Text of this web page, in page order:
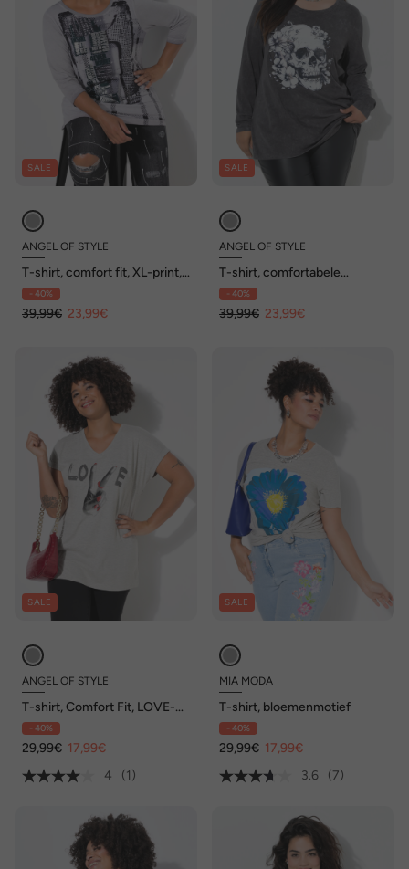
SALE
ANGEL OF STYLE
T-shirt, comfort fit, XL-print,
3/4-mouwen
- 40%
39,99€ 23,99€
SALE
ANGEL OF STYLE
T-shirt, comfortabele
pasvorm, doodshoofd
- 40%
39,99€ 23,99€
SALE
ANGEL OF STYLE
T-shirt, Comfort Fit, LOVE-
motief
- 40%
29,99€ 17,99€
4
(1)
SALE
MIA MODA
T-shirt, bloemenmotief
- 40%
29,99€ 17,99€
3.6
(7)